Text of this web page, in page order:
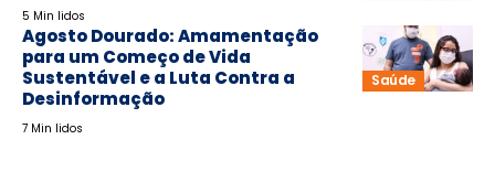
5 Min lidos
Saúde
Agosto Dourado: Amamentação
para um Começo de Vida
Sustentável e a Luta Contra a
Desinformação
7 Min lidos